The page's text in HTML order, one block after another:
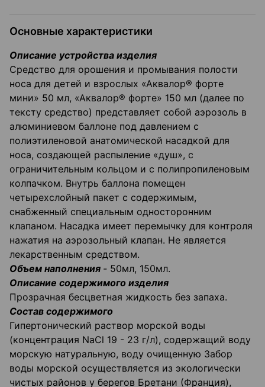
Основные характеристики
Описание устройства изделия
Средство для орошения и промывания полости
носа для детей и взрослых «Аквалор® форте
мини» 50 мл, «Аквалор® форте» 150 мл (далее по
тексту средство) представляет собой аэрозоль в
алюминиевом баллоне под давлением с
полиэтиленовой анатомической насадкой для
носа, создающей распыление «душ», с
ограничительным кольцом и с полипропиленовым
колпачком. Внутрь баллона помещен
четырехслойный пакет с содержимым,
снабженный специальным односторонним
клапаном. Насадка имеет перемычку для контроля
нажатия на аэрозольный клапан. Не является
лекарственным средством.
Объем наполнения - 50мл, 150мл.
Описание содержимого изделия
Прозрачная бесцветная жидкость без запаха.
Состав содержимого
Гипертонический раствор морской воды
(концентрация NaCl 19 - 23 г/л), содержащий воду
морскую натуральную, воду очищенную Забор
воды морской осуществляется из экологически
чистых районов у берегов Бретани (Франция),